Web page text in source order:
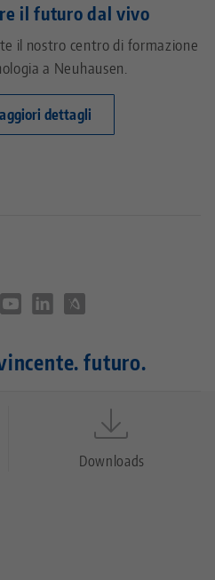
il futuro dal vivo
il nostro centro di formazione
a Neuhausen.
dettagli
futuro.
Downloads